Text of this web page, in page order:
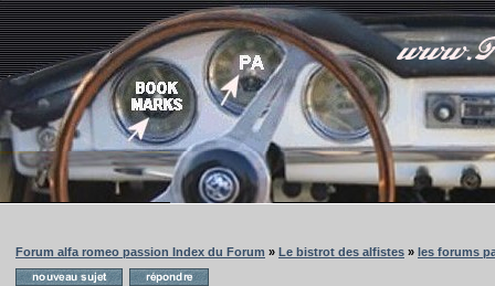
Forum alfa romeo passion Index du Forum » Le bistrot des alfistes » les forums